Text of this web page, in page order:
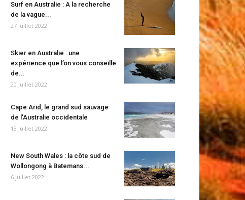
Surf en Australie : A la recherche
de la vague...
27 juillet 2022
Skier en Australie : une
expérience que l’on vous conseille
de...
20 juillet 2022
Cape Arid, le grand sud sauvage
de l’Australie occidentale
13 juillet 2022
New South Wales : la côte sud de
Wollongong à Batemans...
6 juillet 2022